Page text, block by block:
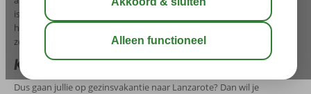
is een kindvriendelijke vakantie naar Lanzarote te vinden? Corendon
heeft een veelzijdig aanbod appartementen en hotels dat met grote
zorg is gekozen om jouw gezin een topvakantie te bezorgen.
Kindvriendelijke vakantie naar Lanzarote
Dus gaan jullie op gezinsvakantie naar Lanzarote? Dan wil je